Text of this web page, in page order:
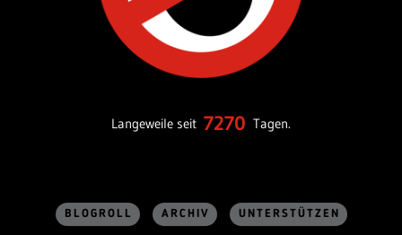
Langeweile seit 7270 Tagen.
BLOGROLL ARCHIV UNTERSTÜTZEN